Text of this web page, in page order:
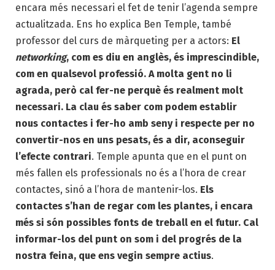
encara més necessari el fet de tenir l’agenda sempre
actualitzada. Ens ho explica Ben Temple, també
professor del curs de màrqueting per a actors: El
networking, com es diu en anglès, és imprescindible,
com en qualsevol professió. A molta gent no li
agrada, però cal fer-ne perquè és realment molt
necessari. La clau és saber com podem establir
nous contactes i fer-ho amb seny i respecte per no
convertir-nos en uns pesats, és a dir, aconseguir
l’efecte contrari. Temple apunta que en el punt on
més fallen els professionals no és a l’hora de crear
contactes, sinó a l’hora de mantenir-los. Els
contactes s’han de regar com les plantes, i encara
més si són possibles fonts de treball en el futur. Cal
informar-los del punt on som i del progrés de la
nostra feina, que ens vegin sempre actius.